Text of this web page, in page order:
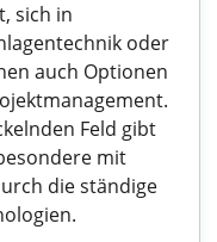
sich in
oder
auch Optionen
Feld gibt
mit
die ständige